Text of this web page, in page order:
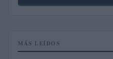
MÁS LEÍDOS